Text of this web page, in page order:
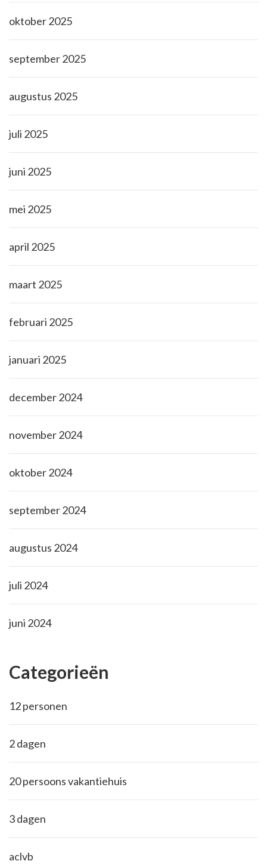
oktober 2025
september 2025
augustus 2025
juli 2025
juni 2025
mei 2025
april 2025
maart 2025
februari 2025
januari 2025
december 2024
november 2024
oktober 2024
september 2024
augustus 2024
juli 2024
juni 2024
Categorieën
12 personen
2 dagen
20 persoons vakantiehuis
3 dagen
aclvb